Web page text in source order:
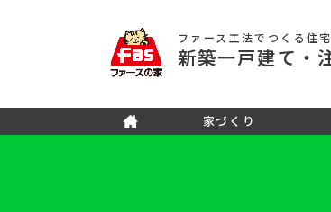
ファース工法でつくる住宅
新築一戸建て ・
家づくり